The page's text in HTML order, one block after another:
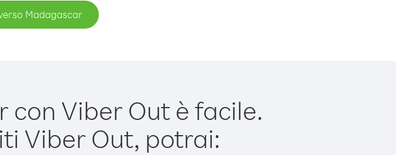
Madagascar
Viber Out è facile.
Viber Out, potrai: